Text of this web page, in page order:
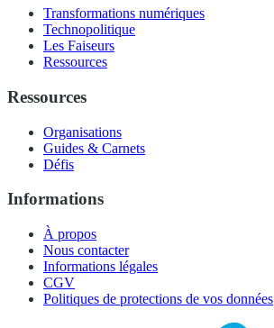
Transformations numériques
Technopolitique
Les Faiseurs
Ressources
Ressources
Organisations
Guides & Carnets
Défis
Informations
À propos
Nous contacter
Informations légales
CGV
Politiques de protections de vos données